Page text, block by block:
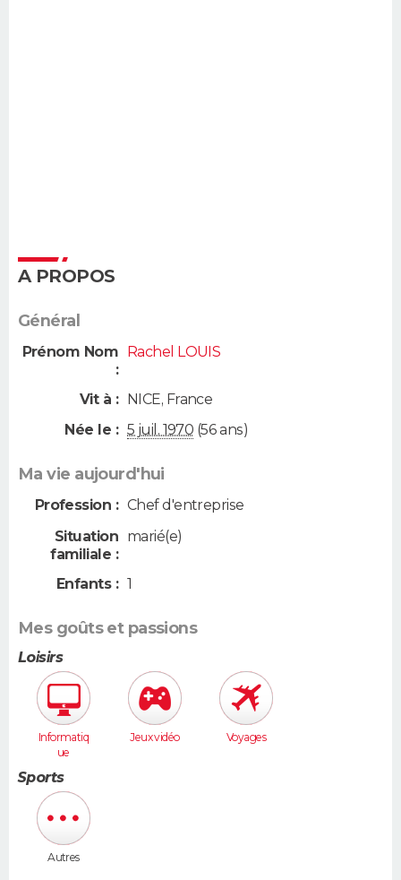
A PROPOS
Général
Prénom Nom
:
Rachel LOUIS
Vit à : NICE, France
Née le : 5 juil. 1970 (56 ans)
Ma vie aujourd'hui
Profession : Chef d'entreprise
Situation
familiale :
marié(e)
Enfants : 1
Mes goûts et passions
Loisirs
Informatiq
ue
Jeux vidéo Voyages
Sports
Autres